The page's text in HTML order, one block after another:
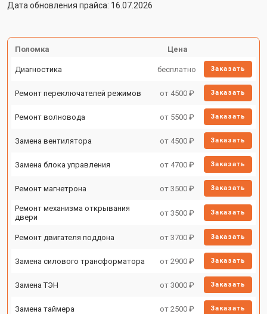
Дата обновления прайса: 16.07.2026
Поломка Цена
Диагностика бесплатно Заказать
Ремонт переключателей режимов от 4500 ₽ Заказать
Ремонт волновода от 5500 ₽ Заказать
Замена вентилятора от 4500 ₽ Заказать
Замена блока управления от 4700 ₽ Заказать
Ремонт магнетрона от 3500 ₽ Заказать
Ремонт механизма открывания
двери
от 3500 ₽ Заказать
Ремонт двигателя поддона от 3700 ₽ Заказать
Замена силового трансформатора от 2900 ₽ Заказать
Замена ТЭН от 3000 ₽ Заказать
Замена таймера от 2500 ₽ Заказать